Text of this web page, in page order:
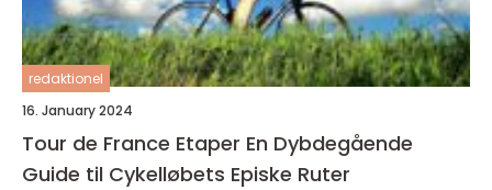
redaktionel
16. January 2024
Tour de France Etaper En Dybdegående
Guide til Cykelløbets Episke Ruter